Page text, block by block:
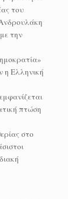
του
την
η Ελληνική
πτώση
στο